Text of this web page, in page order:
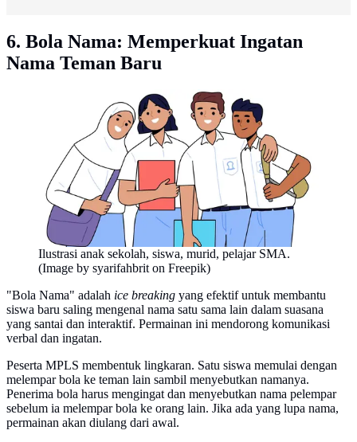
6. Bola Nama: Memperkuat Ingatan
Nama Teman Baru
Ilustrasi anak sekolah, siswa, murid, pelajar SMA.
(Image by syarifahbrit on Freepik)
"Bola Nama" adalah ice breaking yang efektif untuk membantu
siswa baru saling mengenal nama satu sama lain dalam suasana
yang santai dan interaktif. Permainan ini mendorong komunikasi
verbal dan ingatan.
Peserta MPLS membentuk lingkaran. Satu siswa memulai dengan
melempar bola ke teman lain sambil menyebutkan namanya.
Penerima bola harus mengingat dan menyebutkan nama pelempar
sebelum ia melempar bola ke orang lain. Jika ada yang lupa nama,
permainan akan diulang dari awal.